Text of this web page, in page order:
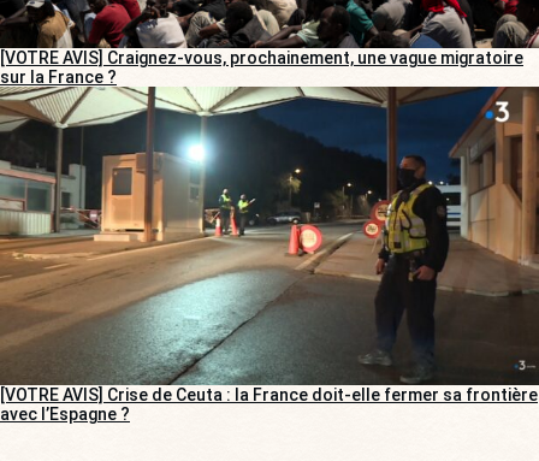
[VOTRE AVIS] Craignez-vous, prochainement, une vague migratoire
sur la France ?
[VOTRE AVIS] Crise de Ceuta : la France doit-elle fermer sa frontière
avec l’Espagne ?